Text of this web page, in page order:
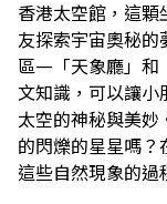
香港太空館，這顆
友探索宇宙奧秘的
區—「天象廳」和
文知識，可以讓小
太空的神秘與美妙
的閃爍的星星嗎？
這些自然現象的過